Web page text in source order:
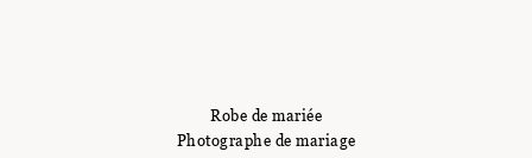
Robe de mariée
Photographe de mariage